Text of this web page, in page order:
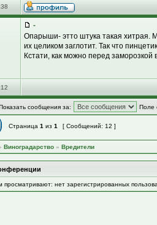
-
Опарыши- этто штука такая хитрая.
их целиком заглотит. Так что
Кстати, как можно перед
сообщения за: Поле
Страница 1 из 1 [ Сообщений: 12 ]
Виноградарство » Вредители
просматривают: нет зарегистрированных